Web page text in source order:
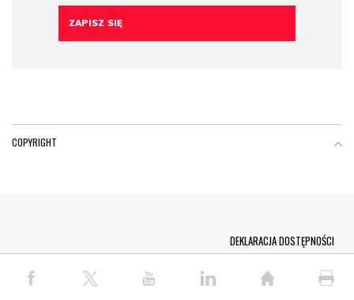
COPYRIGHT
© COPYRIGHT PAP 2026
DEKLARACJA DOSTĘPNOŚCI